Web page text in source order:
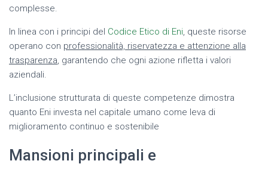
complesse.
In linea con i principi del Codice Etico di Eni, queste risorse
operano con professionalità, riservatezza e attenzione alla
trasparenza, garantendo che ogni azione rifletta i valori
aziendali.
L’inclusione strutturata di queste competenze dimostra
quanto Eni investa nel capitale umano come leva di
miglioramento continuo e sostenibile
Mansioni principali e